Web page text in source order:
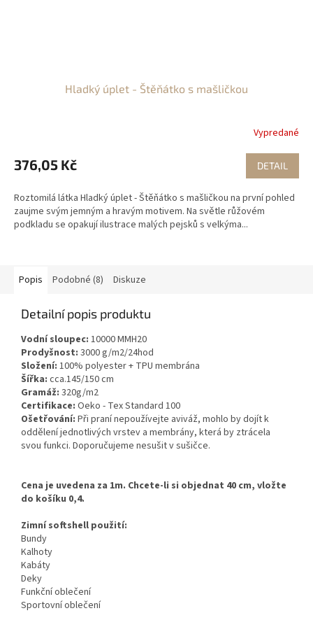
Hladký úplet - Štěňátko s mašličkou
Vypredané
376,05 Kč DETAIL
Roztomilá látka Hladký úplet - Štěňátko s mašličkou na první pohled
zaujme svým jemným a hravým motivem. Na světle růžovém
podkladu se opakují ilustrace malých pejsků s velkýma...
Popis Podobné (8) Diskuze
Detailní popis produktu
Vodní sloupec: 10000 MMH20
Prodyšnost: 3000 g/m2/24hod
Složení: 100% polyester + TPU membrána
Šířka: cca.145/150 cm
Gramáž: 320g/m2
Certifikace: Oeko - Tex Standard 100
Ošetřování: Při praní nepoužívejte aviváž, mohlo by dojít k
oddělení jednotlivých vrstev a membrány, která by ztrácela
svou funkci. Doporučujeme nesušit v sušičce.
Cena je uvedena za 1m. Chcete-li si objednat 40 cm, vložte
do košíku 0,4.
Zimní softshell použití:
Bundy
Kalhoty
Kabáty
Deky
Funkční oblečení
Sportovní oblečení